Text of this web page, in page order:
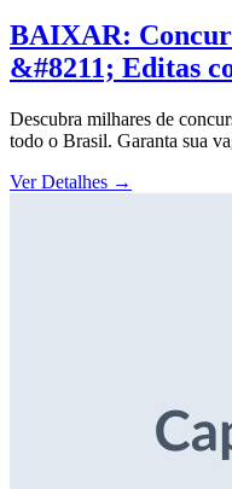
BAIXAR:
&#8211; Editas
Descubra milhares de
todo o Brasil. Garanta sua
Ver Detalhes →